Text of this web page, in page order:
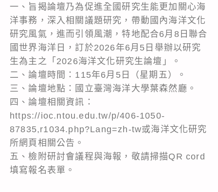
一、旨揭論壇乃為促進全國研究生能更加關心海
洋事務，深入相關議題研究，帶動國內海洋文化
研究風氣，進而引領風潮，特地配合6月8日聯合
國世界海洋日，訂於2026年6月5日舉辦以研究
生為主之「2026海洋文化研究生論壇」。
二、論壇時間：115年6月5日（星期五）。
三、論壇地點：國立臺灣海洋大學葉森然廳。
四、論壇相關資訊：
https://ioc.ntou.edu.tw/p/406-1050-
87835,r1034.php?Lang=zh-tw或海洋文化研究
所網頁相關公告。
五、檢附研討會議程與海報，敬請掃描QR cord
填寫報名表單。